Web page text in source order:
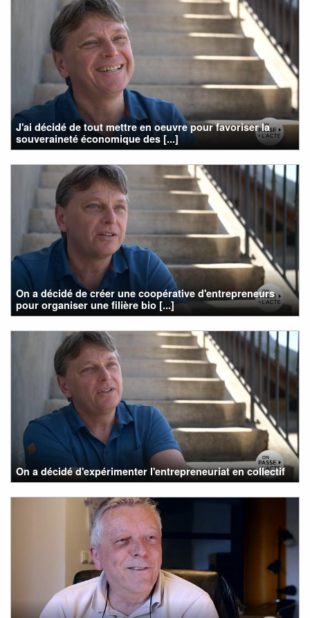
J'ai décidé de tout mettre en oeuvre pour favoriser la
souveraineté économique des [...]
On a décidé de créer une coopérative d'entrepreneurs
pour organiser une filière bio [...]
On a décidé d'expérimenter l'entrepreneuriat en collectif